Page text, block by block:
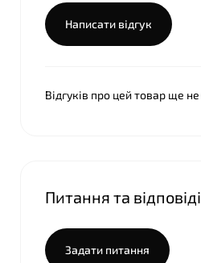
Написати відгук
Відгуків про цей товар ще
Питання та
Задати питання